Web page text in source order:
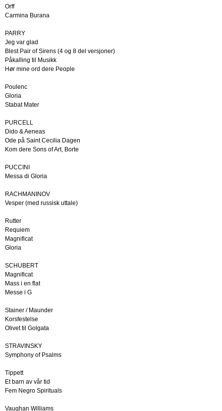
Orff
Carmina Burana
PARRY
Jeg var glad
Blest Pair of Sirens (4 og 8 del versjoner)
Påkalling til Musikk
Hør mine ord dere People
Poulenc
Gloria
Stabat Mater
PURCELL
Dido & Aeneas
Ode på Saint Cecilia Dagen
Kom dere Sons of Art, Borte
PUCCINI
Messa di Gloria
RACHMANINOV
Vesper (med russisk uttale)
Rutter
Requiem
Magnificat
Gloria
SCHUBERT
Magnificat
Mass i en flat
Messe i G
Stainer / Maunder
Korsfestelse
Olivet til Golgata
STRAVINSKY
Symphony of Psalms
Tippett
Et barn av vår tid
Fem Negro Spirituals
Vaughan Williams